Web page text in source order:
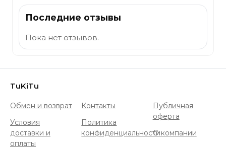
Последние отзывы
Пока нет отзывов.
TuKiTu
Обмен и возврат
Условия
доставки и
оплаты
Контакты
Политика
конфиденциальности
Публичная
оферта
О компании